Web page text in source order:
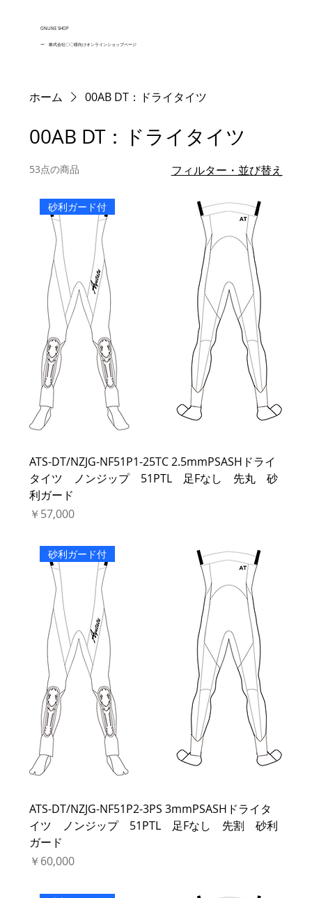
ONLINE SHOP
ー 株式会社〇〇様向けオンラインショップページ
ホーム 00AB DT：ドライタイツ
00AB DT：ドライタイツ
53点の商品 フィルター・並び替え
砂利ガード付
ATS-DT/NZJG-NF51P1-25TC 2.5mmPSASHドライ
タイツ ノンジップ 51PTL 足Fなし 先丸 砂
利ガード
価格
￥57,000
砂利ガード付
ATS-DT/NZJG-NF51P2-3PS 3mmPSASHドライタ
イツ ノンジップ 51PTL 足Fなし 先割 砂利
ガード
価格
￥60,000